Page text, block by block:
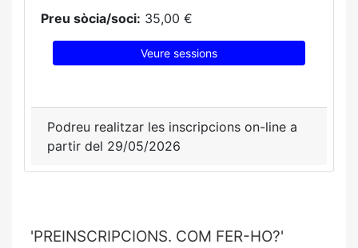
Preu sòcia/soci: 35,00 €
Veure sessions
Podreu realitzar les inscripcions on-line a
partir del 29/05/2026
'PREINSCRIPCIONS. COM FER-HO?'